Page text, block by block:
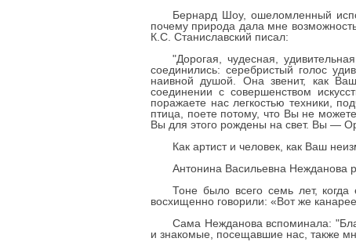
Бернард Шоу, ошеломленный
почему природа дала мне
К.С. Станиславский писал:
"Дорогая, чудесная,
соединились: серебристый голос
наивной душой. Она звенит, как
соединении с совершенством
поражаете нас легкостью техники,
птица, поете потому, что Вы не
Вы для этого рождены на свет. Вы —
Как артист и человек, как Ваш
Антонина Васильевна Нежданова
Тоне было всего семь лет,
восхищенно говорили: «Вот же
Сама Нежданова вспоминала:
и знакомые, посещавшие нас, также